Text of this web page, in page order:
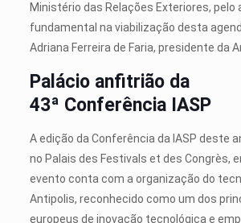
Ministério das Relações Exteriores, pelo
fundamental na viabilização desta
Adriana Ferreira de Faria, presidente da
Palácio anfitrião da
43ª Conferência IASP
A edição da Conferência da IASP deste
no Palais des Festivals et des Congrès,
evento conta com a organização do
Antipolis, reconhecido como um dos
europeus de inovação tecnológica e